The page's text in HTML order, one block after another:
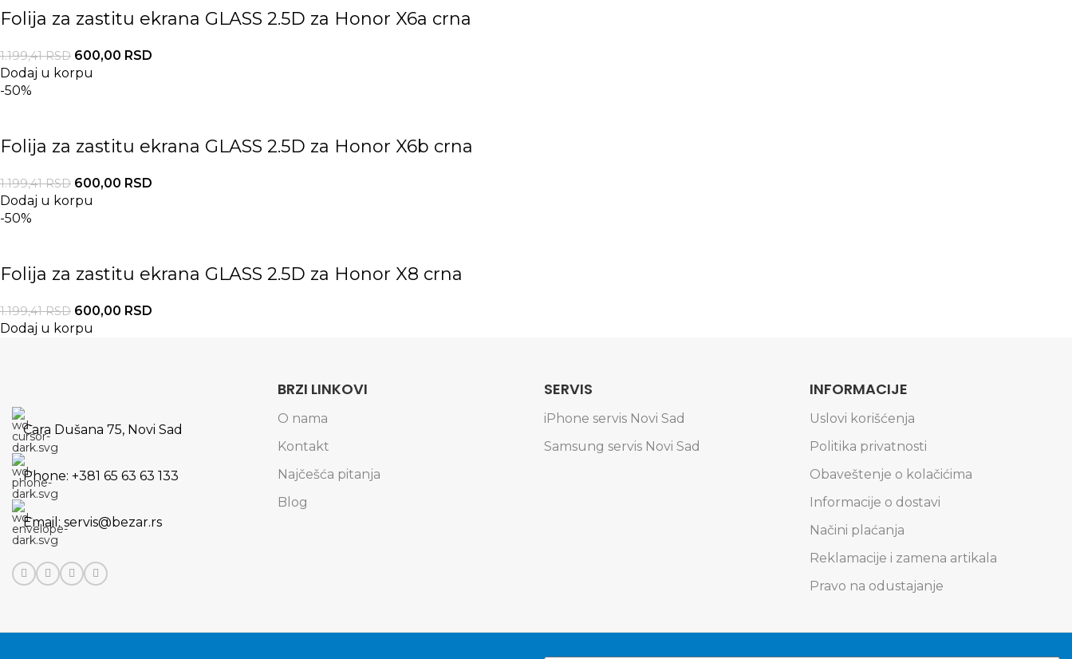
Folija za zastitu ekrana GLASS 2.5D za Honor X6a crna
1.199,41RSD 600,00 RSD
Dodaj u korpu
-50%
Folija za zastitu ekrana GLASS 2.5D za Honor X6b crna
1.199,41RSD 600,00 RSD
Dodaj u korpu
-50%
Folija za zastitu ekrana GLASS 2.5D za Honor X8 crna
1.199,41RSD 600,00 RSD
Dodaj u korpu
Cara Dušana 75, Novi Sad
Phone: +381 65 63 63 133
Email: servis@bezar.rs
BRZI LINKOVI
O nama
Kontakt
Najčešća pitanja
Blog
SERVIS
iPhone servis Novi Sad
Samsung servis Novi Sad
INFORMACIJE
Uslovi korišćenja
Politika privatnosti
Obaveštenje o kolačićima
Informacije o dostavi
Načini plaćanja
Reklamacije i zamena artikala
Pravo na odustajanje